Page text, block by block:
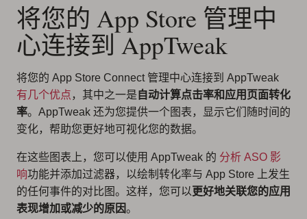
将您的 App Store 管理中
心连接到 AppTweak
将您的 App Store Connect 管理中心连接到 AppTweak
有几个优点 ，其中之一是 自动计算点击率和应用页面转化
率。AppTweak 还为您提供一个图表，显示它们随时间的
变化，帮助您更好地可视化您的数据。
在这些图表上，您可以使用 AppTweak 的 分析 ASO 影
响功能并添加过滤器，以绘制转化率与 App Store 上发生
的任何事件的对比图。这样，您可以 更好地关联您的应用
表现增加或减少的原因。